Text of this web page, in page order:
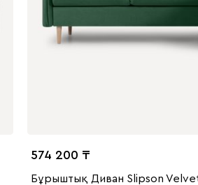
574 200
Бұрыштық Диван Slipson